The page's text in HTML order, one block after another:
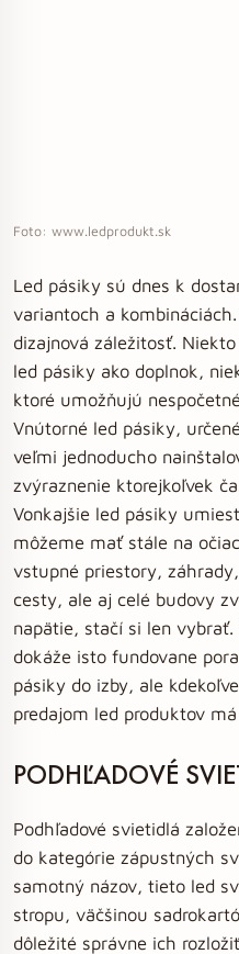
Foto: www.ledprodukt.sk
Led pásiky sú dnes k
variantoch a
dizajnová záležitosť.
led pásiky ako doplnok,
ktoré umožňujú
Vnútorné led pásiky,
veľmi jednoducho
zvýraznenie ktorejkoľvek
Vonkajšie led pásiky
môžeme mať stále na
vstupné priestory,
cesty, ale aj celé budovy
napätie, stačí si len
dokáže isto fundovane
pásiky do izby, ale
predajom led produktov
PODHĽADOVÉ
Podhľadové svietidlá
do kategórie zápustných
samotný názov, tieto led
stropu, väčšinou
dôležité správne ich